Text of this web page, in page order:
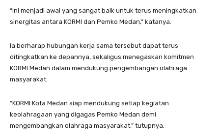
“Ini menjadi awal yang sangat baik untuk terus meningkatkan
sinergitas antara KORMI dan Pemko Medan,” katanya.
Ia berharap hubungan kerja sama tersebut dapat terus
ditingkatkan ke depannya, sekaligus menegaskan komitmen
KORMI Medan dalam mendukung pengembangan olahraga
masyarakat.
“KORMI Kota Medan siap mendukung setiap kegiatan
keolahragaan yang digagas Pemko Medan demi
mengembangkan olahraga masyarakat,” tutupnya.